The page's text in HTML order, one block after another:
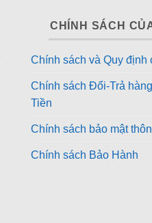
CHÍNH SÁCH
Chính sách và Quy định
Chính sách Đổi-Trả
Tiền
Chính sách bảo mật
Chính sách Bảo Hành